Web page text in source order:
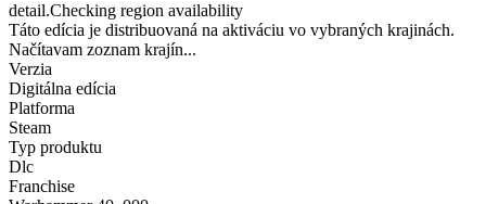
detail.Checking region availability
Táto edícia je distribuovaná na aktiváciu vo vybraných krajinách.
Načítavam zoznam krajín...
Verzia
Digitálna edícia
Platforma
Steam
Typ produktu
Dlc
Franchise